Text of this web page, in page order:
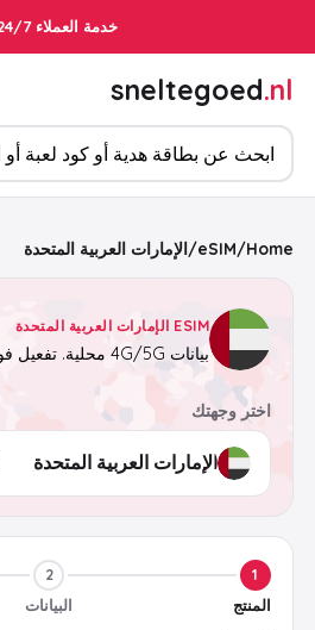
خدمة العملاء 24/7
sneltegoed.nl
ابحث عن المنتجات
Home
/
eSIM
/الإمارات العربية المتحدة
ESIM الإمارات العربية المتحدة
بيانات 4G/5G محلية. تفعيل فوري، بدون شريحة فعلية.
اختر وجهتك
1
المنتج
2
البيانات